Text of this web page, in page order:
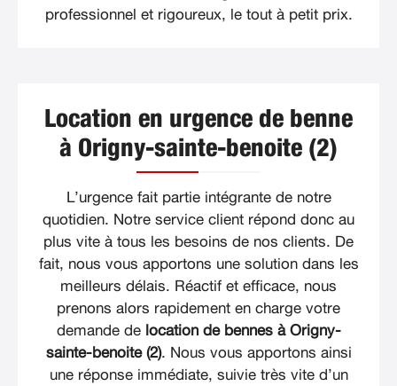
professionnel et rigoureux, le tout à petit prix.
Location en urgence de benne
à Origny-sainte-benoite (2)
L’urgence fait partie intégrante de notre
quotidien. Notre service client répond donc au
plus vite à tous les besoins de nos clients. De
fait, nous vous apportons une solution dans les
meilleurs délais. Réactif et efficace, nous
prenons alors rapidement en charge votre
demande de location de bennes à Origny-
sainte-benoite (2). Nous vous apportons ainsi
une réponse immédiate, suivie très vite d’un